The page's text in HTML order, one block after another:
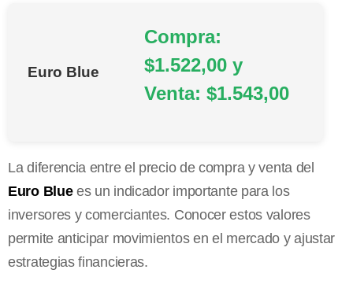
Euro Blue
Compra:
$1.522,00 y
Venta: $1.543,00
La diferencia entre el precio de compra y venta del
Euro Bluees un indicador importante para los
inversores y comerciantes. Conocer estos valores
permite anticipar movimientos en el mercado y ajustar
estrategias financieras.